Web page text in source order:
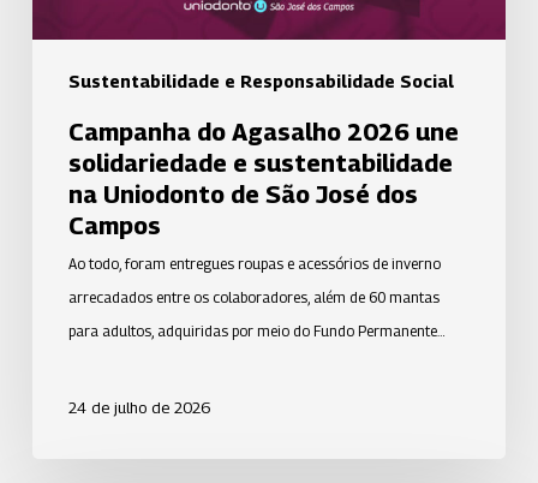
Sustentabilidade e Responsabilidade Social
Uniodonto
José
Campos
Campanha do Agasalho 2026 une
solidariedade e sustentabilidade
na Uniodonto de São José dos
Campos
Ao todo, foram entregues roupas e acessórios de inverno
arrecadados entre os colaboradores, além de 60 mantas
para adultos, adquiridas por meio do Fundo Permanente…
24 de julho de 2026